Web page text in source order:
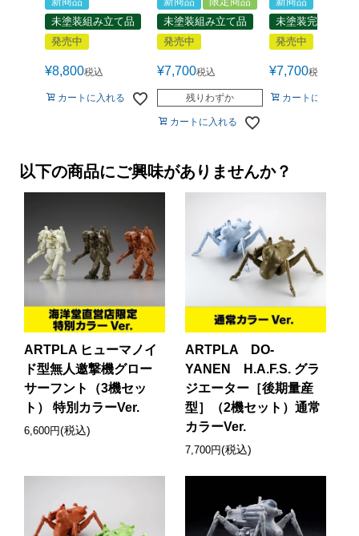
未塗装組み立て品
発売中
¥8,800税込
カートに入れる
未塗装組み立て品
発売中
¥7,700税込
残りわずか
カートに入れる
未塗装完成品
発売中
¥7,700税込
カートに入れる
以下の商品にご興味がありませんか？
ARTPLA ヒューマノイ
ド型無人邀撃機グロー
サーフント（3機セッ
ト） 特別カラーVer.
6,600円(税込)
ARTPLA DO-
YANEN H.A.F.S. グラ
ジエーター［後期量産
型］（2機セット）通常
カラーVer.
7,700円(税込)